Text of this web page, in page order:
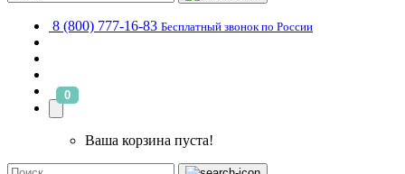
8 (800) 777-16-83 Бесплатный звонок по России
0
Ваша корзина пуста!